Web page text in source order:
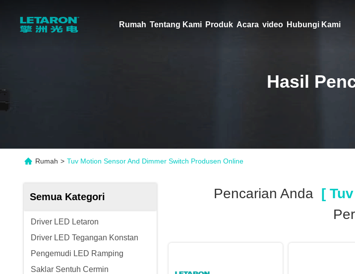
Rumah Tentang Kami Produk Acara video Hubungi Kami
Hasil
Rumah > Tuv Motion Sensor And Dimmer Switch Produsen Online
Semua Kategori
Driver LED Letaron
Driver LED Tegangan Konstan
Pengemudi LED Ramping
Saklar Sentuh Cermin
Pencarian Anda[ Tuv